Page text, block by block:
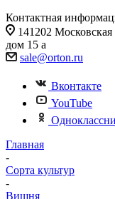
Контактная
141202
дом 15 а
sale@orton.ru
Вконтакте
YouTube
Главная
-
Сорта культур
-
Вишня